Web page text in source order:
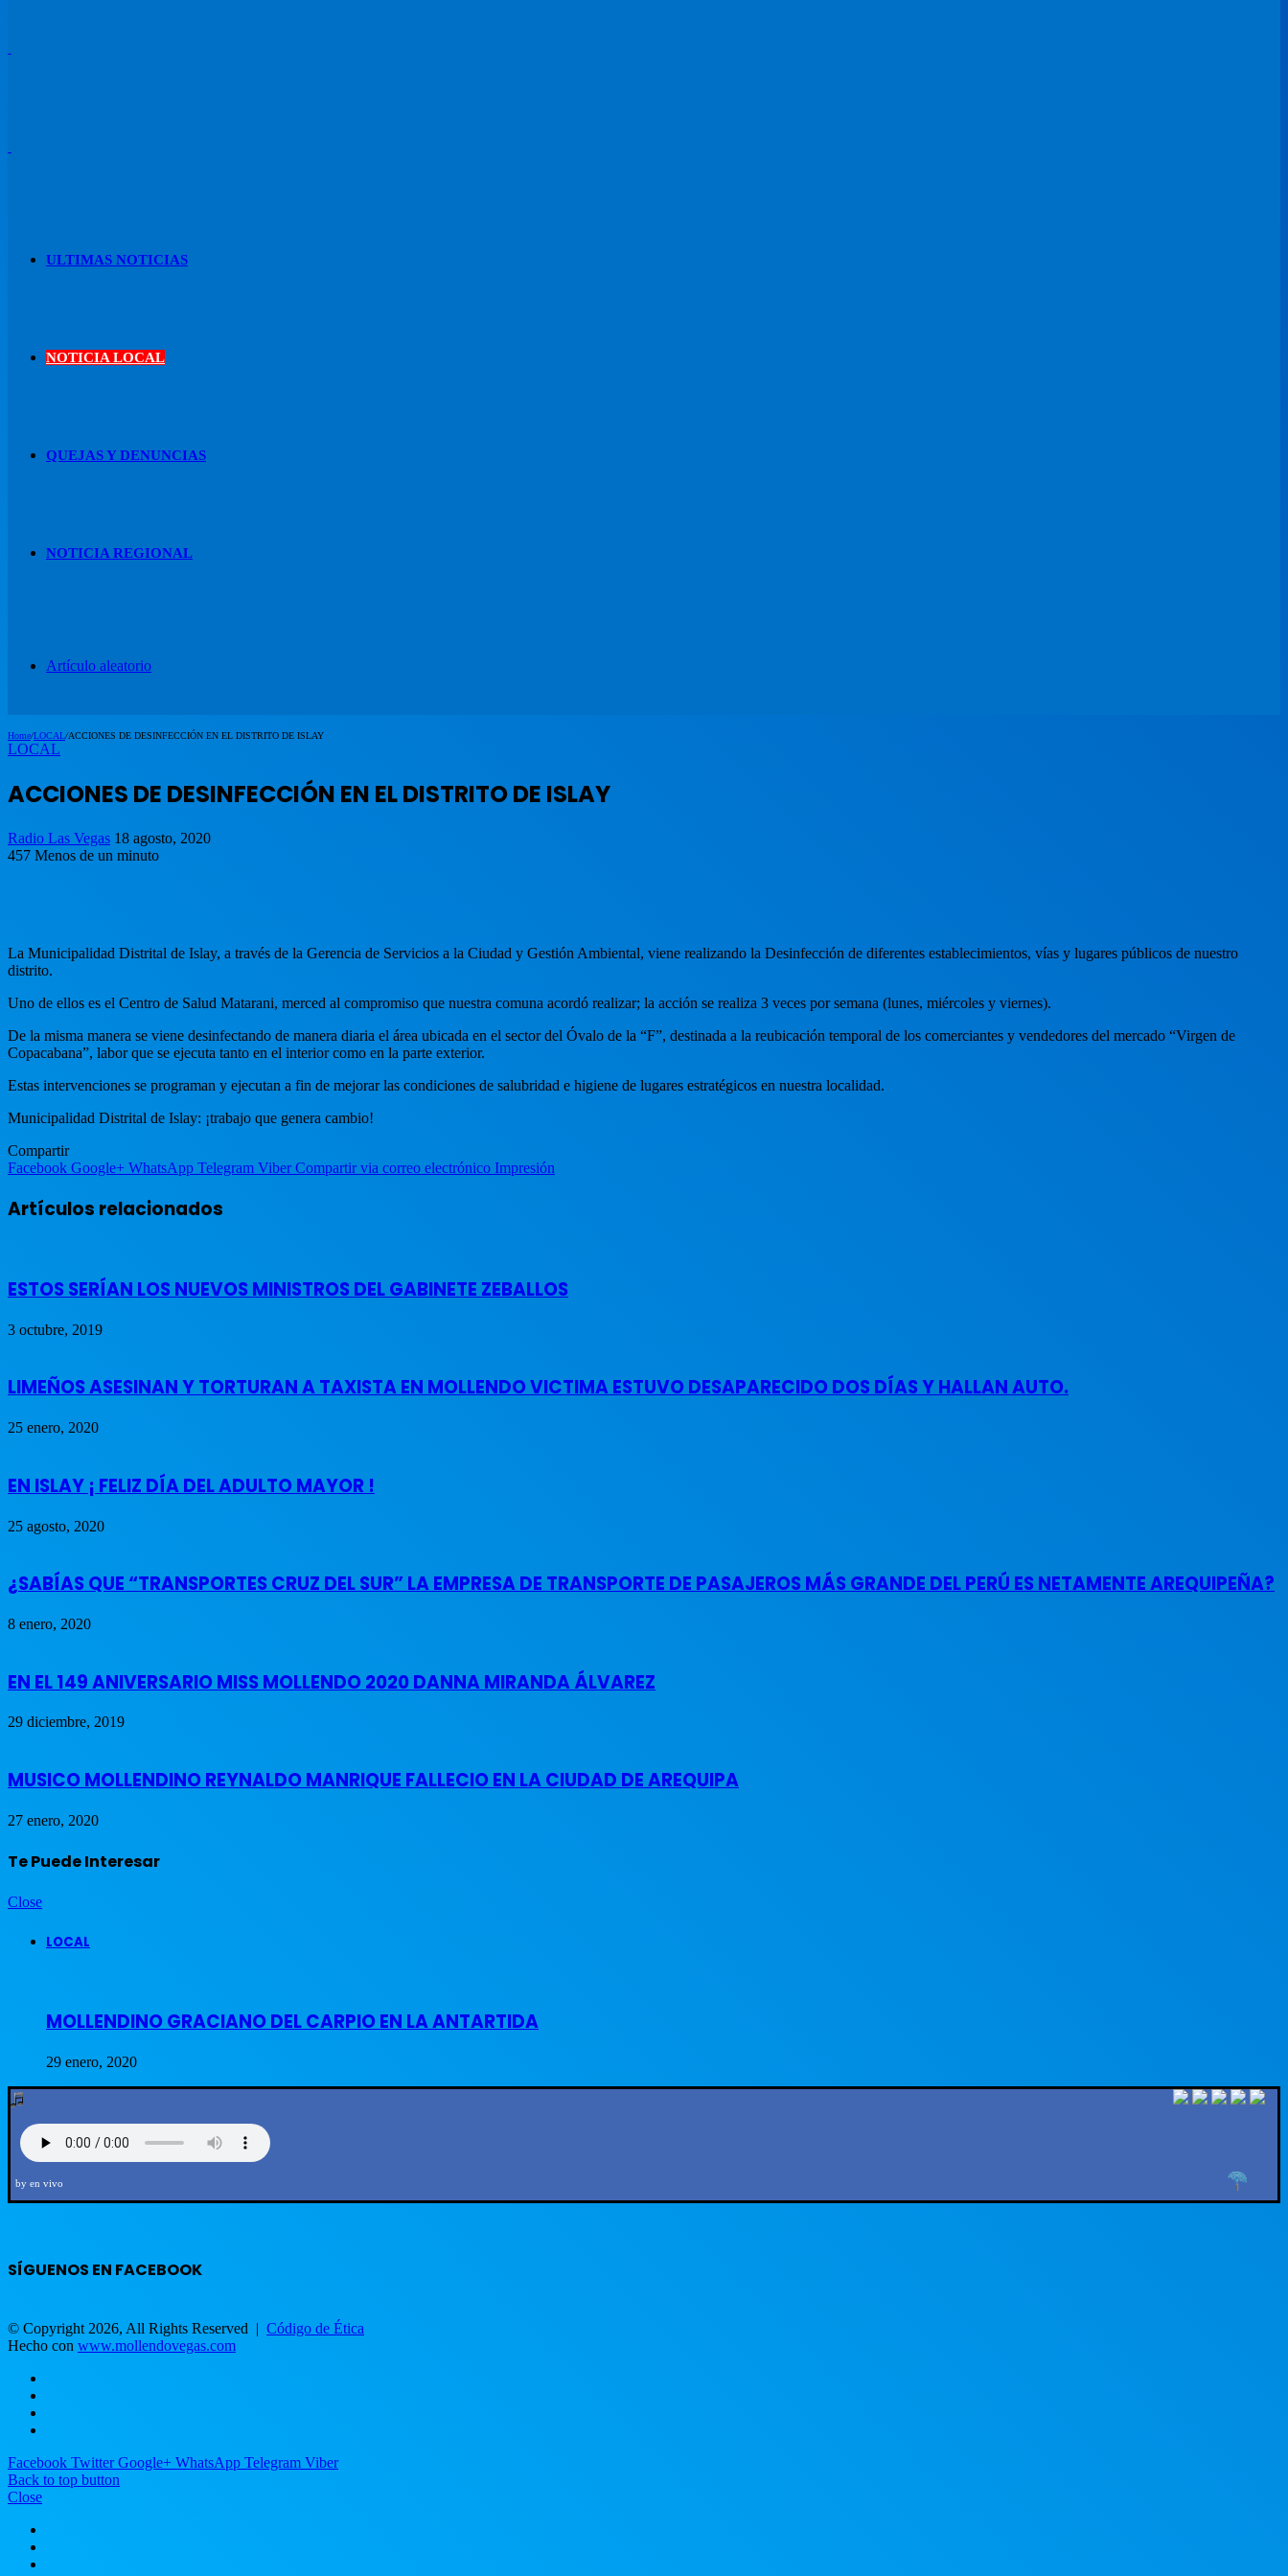
ULTIMAS NOTICIAS
NOTICIA LOCAL
QUEJAS Y DENUNCIAS
NOTICIA REGIONAL
Artículo aleatorio
Home/LOCAL/ACCIONES DE DESINFECCIÓN EN EL DISTRITO DE ISLAY
LOCAL
ACCIONES DE DESINFECCIÓN EN EL DISTRITO DE ISLAY
Radio Las Vegas 18 agosto, 2020
457 Menos de un minuto
La Municipalidad Distrital de Islay, a través de la Gerencia de Servicios a la Ciudad y Gestión Ambiental, viene realizando la Desinfección de diferentes establecimientos, vías y lugares públicos de nuestro
distrito.
Uno de ellos es el Centro de Salud Matarani, merced al compromiso que nuestra comuna acordó realizar; la acción se realiza 3 veces por semana (lunes, miércoles y viernes).
De la misma manera se viene desinfectando de manera diaria el área ubicada en el sector del Óvalo de la “F”, destinada a la reubicación temporal de los comerciantes y vendedores del mercado “Virgen de
Copacabana”, labor que se ejecuta tanto en el interior como en la parte exterior.
Estas intervenciones se programan y ejecutan a fin de mejorar las condiciones de salubridad e higiene de lugares estratégicos en nuestra localidad.
Municipalidad Distrital de Islay: ¡trabajo que genera cambio!
Compartir
Facebook Google+ WhatsApp Telegram Viber Compartir via correo electrónico Impresión
Artículos relacionados
ESTOS SERÍAN LOS NUEVOS MINISTROS DEL GABINETE ZEBALLOS
3 octubre, 2019
LIMEÑOS ASESINAN Y TORTURAN A TAXISTA EN MOLLENDO VICTIMA ESTUVO DESAPARECIDO DOS DÍAS Y HALLAN AUTO.
25 enero, 2020
EN ISLAY ¡ FELIZ DÍA DEL ADULTO MAYOR !
25 agosto, 2020
¿SABÍAS QUE “TRANSPORTES CRUZ DEL SUR” LA EMPRESA DE TRANSPORTE DE PASAJEROS MÁS GRANDE DEL PERÚ ES NETAMENTE AREQUIPEÑA?
8 enero, 2020
EN EL 149 ANIVERSARIO MISS MOLLENDO 2020 DANNA MIRANDA ÁLVAREZ
29 diciembre, 2019
MUSICO MOLLENDINO REYNALDO MANRIQUE FALLECIO EN LA CIUDAD DE AREQUIPA
27 enero, 2020
Te Puede Interesar
Close
LOCAL
MOLLENDINO GRACIANO DEL CARPIO EN LA ANTARTIDA
29 enero, 2020
by en vivo
SÍGUENOS EN FACEBOOK
© Copyright 2026, All Rights Reserved | Código de Ética
Hecho con www.mollendovegas.com
Facebook Twitter Google+ WhatsApp Telegram Viber
Back to top button
Close